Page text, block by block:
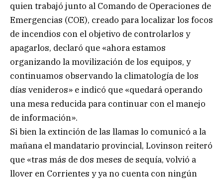
quien trabajó junto al Comando de Operaciones de
Emergencias (COE), creado para localizar los focos
de incendios con el objetivo de controlarlos y
apagarlos, declaró que «ahora estamos
organizando la movilización de los equipos, y
continuamos observando la climatología de los
días venideros» e indicó que «quedará operando
una mesa reducida para continuar con el manejo
de información».
Si bien la extinción de las llamas lo comunicó a la
mañana el mandatario provincial, Lovinson reiteró
que «tras más de dos meses de sequía, volvió a
llover en Corrientes y ya no cuenta con ningún